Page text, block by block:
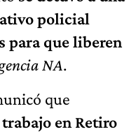
policial
para que liberen
NA.
que
en Retiro